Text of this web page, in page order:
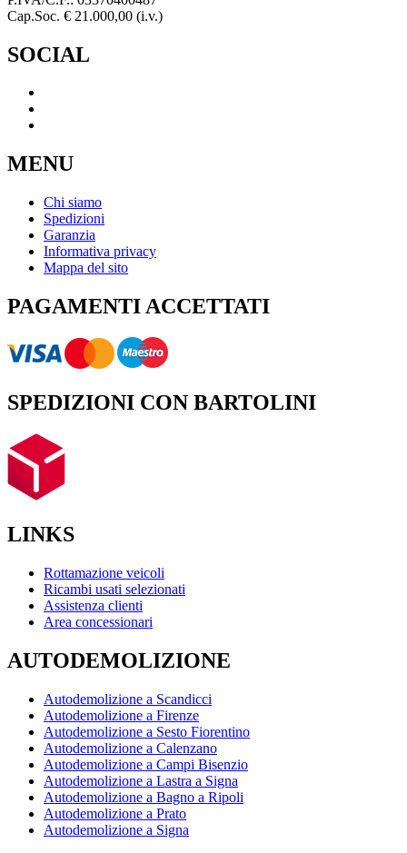
Cap.Soc. € 21.000,00 (i.v.)
SOCIAL
MENU
Chi siamo
Spedizioni
Garanzia
Informativa privacy
Mappa del sito
PAGAMENTI ACCETTATI
SPEDIZIONI CON BARTOLINI
LINKS
Rottamazione veicoli
Ricambi usati selezionati
Assistenza clienti
Area concessionari
AUTODEMOLIZIONE
Autodemolizione a Scandicci
Autodemolizione a Firenze
Autodemolizione a Sesto Fiorentino
Autodemolizione a Calenzano
Autodemolizione a Campi Bisenzio
Autodemolizione a Lastra a Signa
Autodemolizione a Bagno a Ripoli
Autodemolizione a Prato
Autodemolizione a Signa